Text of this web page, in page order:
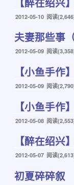
发
于
2012-05-10 阅读
夫妻那些事（
发
2012-05-09 阅读
【小鱼手作
发
2012-05-09 阅读
【小鱼手作
发
2012-05-08 阅读
【醉在绍兴
发
于
2012-05-07 阅读
初夏碎碎叙